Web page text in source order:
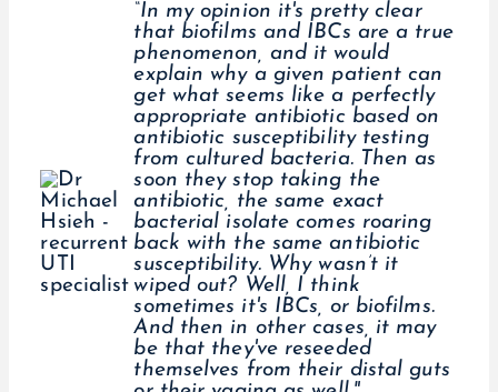
“In my opinion it's pretty clear
that biofilms and IBCs are a true
phenomenon, and it would
explain why a given patient can
get what seems like a perfectly
appropriate antibiotic based on
antibiotic susceptibility testing
from cultured bacteria. Then as
soon they stop taking the
antibiotic, the same exact
bacterial isolate comes roaring
back with the same antibiotic
susceptibility. Why wasn’t it
wiped out? Well, I think
sometimes it's IBCs, or biofilms.
And then in other cases, it may
be that they've reseeded
themselves from their distal guts